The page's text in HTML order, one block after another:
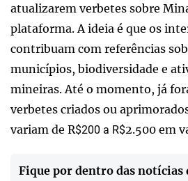
atualizarem verbetes sobre
plataforma. A ideia é que os
contribuam com referências
municípios, biodiversidade e
mineiras. Até o momento, já
verbetes criados ou
variam de R$200 a R$2.500 em
Fique por dentro das notícias